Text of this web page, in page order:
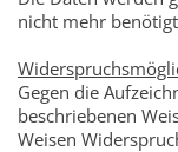
nicht mehr
Gegen die
beschriebenen
Weisen